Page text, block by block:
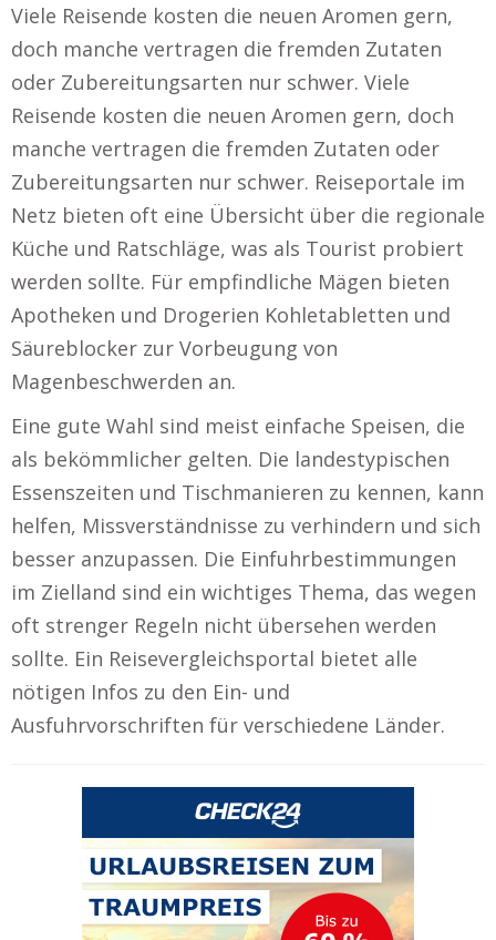
Viele Reisende kosten die neuen Aromen gern,
doch manche vertragen die fremden Zutaten
oder Zubereitungsarten nur schwer. Viele
Reisende kosten die neuen Aromen gern, doch
manche vertragen die fremden Zutaten oder
Zubereitungsarten nur schwer. Reiseportale im
Netz bieten oft eine Übersicht über die regionale
Küche und Ratschläge, was als Tourist probiert
werden sollte. Für empfindliche Mägen bieten
Apotheken und Drogerien Kohletabletten und
Säureblocker zur Vorbeugung von
Magenbeschwerden an.
Eine gute Wahl sind meist einfache Speisen, die
als bekömmlicher gelten. Die landestypischen
Essenszeiten und Tischmanieren zu kennen, kann
helfen, Missverständnisse zu verhindern und sich
besser anzupassen. Die Einfuhrbestimmungen
im Zielland sind ein wichtiges Thema, das wegen
oft strenger Regeln nicht übersehen werden
sollte. Ein Reisevergleichsportal bietet alle
nötigen Infos zu den Ein- und
Ausfuhrvorschriften für verschiedene Länder.